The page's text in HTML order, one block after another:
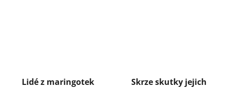
Lidé z maringotek Skrze skutky jejich